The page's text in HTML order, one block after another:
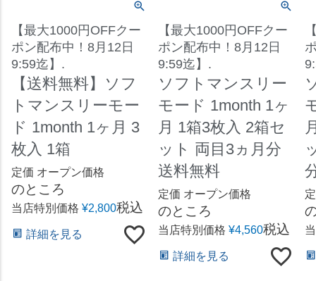
【最大1000円OFFクー
ポン配布中！8月12日
9:59迄】.
【送料無料】ソフ
トマンスリーモー
ド 1month 1ヶ月 3
枚入 1箱
定価 オープン価格
のところ
当店特別価格 ¥2,800税込
詳細を見る
【最大1000円OFFクー
ポン配布中！8月12日
9:59迄】.
ソフトマンスリー
モード 1month 1ヶ
月 1箱3枚入 2箱セ
ット 両目3ヵ月分
送料無料
定価 オープン価格
のところ
当店特別価格 ¥4,560税込
詳細を見る